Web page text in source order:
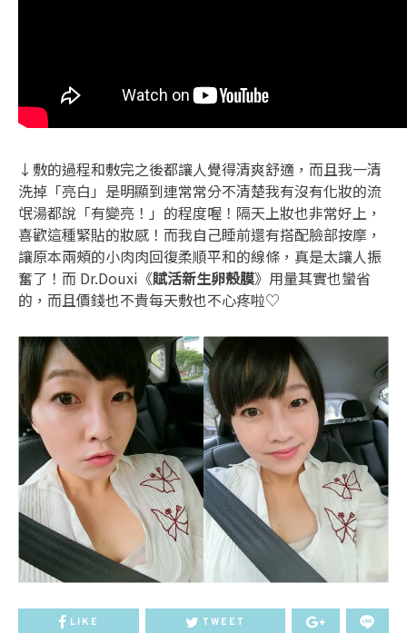
↓敷的過程和敷完之後都讓人覺得清爽舒適，而且我一清
洗掉「亮白」是明顯到連常常分不清楚我有沒有化妝的流
氓湯都說「有變亮！」的程度喔！隔天上妝也非常好上，
喜歡這種緊貼的妝感！而我自己睡前還有搭配臉部按摩，
讓原本兩頰的小肉肉回復柔順平和的線條，真是太讓人振
奮了！而 Dr.Douxi《賦活新生卵殼膜》用量其實也蠻省
的，而且價錢也不貴每天敷也不心疼啦♡
LIKE TWEET